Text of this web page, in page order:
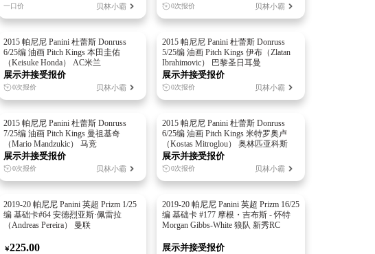
一口价 贝林小霸 0次报价 贝林小霸
2015 帕尼尼 Panini 杜蕾斯 Donruss
6/25编 油画 Pitch Kings 本田圭佑
（Keisuke Honda） AC米兰
展示并接受报价
0次报价 贝林小霸
2015 帕尼尼 Panini 杜蕾斯 Donruss
5/25编 油画 Pitch Kings 伊布（Zlatan
Ibrahimovic） 巴黎圣日耳曼
展示并接受报价
0次报价 贝林小霸
2015 帕尼尼 Panini 杜蕾斯 Donruss
7/25编 油画 Pitch Kings 曼祖基奇
（Mario Mandzukic） 马竞
展示并接受报价
0次报价 贝林小霸
2015 帕尼尼 Panini 杜蕾斯 Donruss
6/25编 油画 Pitch Kings 米特罗奥卢
（Kostas Mitroglou） 奥林匹亚科斯
展示并接受报价
0次报价 贝林小霸
2019-20 帕尼尼 Panini 英超 Prizm 1/25
编 基础卡#64 安德烈亚斯·佩雷拉
（Andreas Pereira） 曼联
￥225.00
2019-20 帕尼尼 Panini 英超 Prizm 16/25
编 基础卡 #177 摩根・吉布斯 - 怀特
Morgan Gibbs-White 狼队 新秀RC
展示并接受报价